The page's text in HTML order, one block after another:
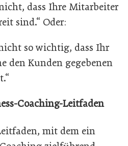
dass Ihre Mitarbeiter
sind.“ Oder:
so wichtig, dass Ihr
den Kunden gegebenen
Coaching-Leitfaden
mit dem ein